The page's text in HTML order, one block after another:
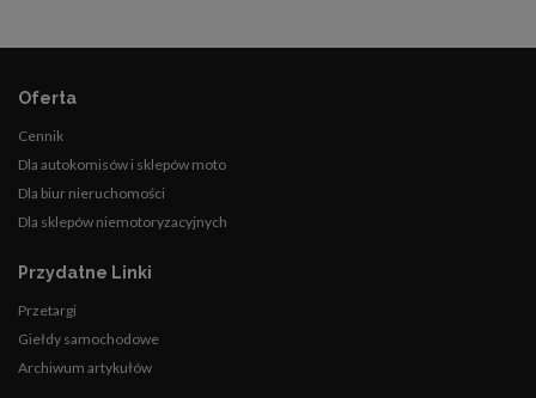
Oferta
Cennik
Dla autokomisów i sklepów moto
Dla biur nieruchomości
Dla sklepów niemotoryzacyjnych
Przydatne Linki
Przetargi
Giełdy samochodowe
Archiwum artykułów